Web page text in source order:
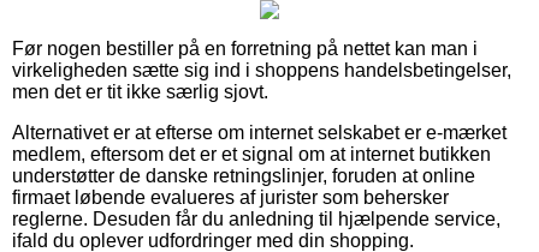
Før nogen bestiller på en forretning på nettet kan man i
virkeligheden sætte sig ind i shoppens handelsbetingelser,
men det er tit ikke særlig sjovt.
Alternativet er at efterse om internet selskabet er e-mærket
medlem, eftersom det er et signal om at internet butikken
understøtter de danske retningslinjer, foruden at online
firmaet løbende evalueres af jurister som behersker
reglerne. Desuden får du anledning til hjælpende service,
ifald du oplever udfordringer med din shopping.